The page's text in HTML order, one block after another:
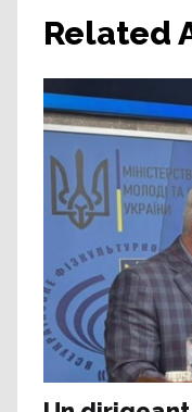
Related